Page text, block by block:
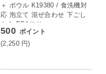
＋ ボウル K19380 / 食洗機対
応 泡立て 混ぜ合わせ 下ごし
らえ BPAフリー
500 ポイント
(2,250 円)